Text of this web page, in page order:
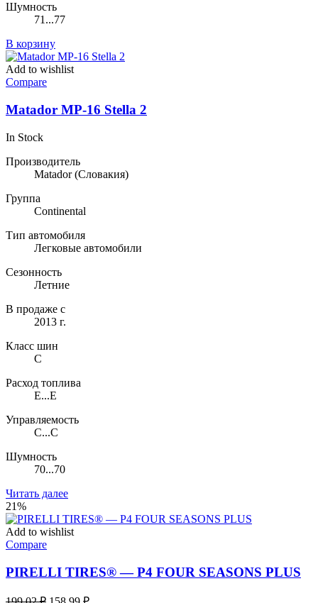
Шумность
71...77
В корзину
Add to wishlist
Compare
Matador MP-16 Stella 2
In Stock
Производитель
Matador(Словакия)
Группа
Continental
Тип автомобиля
Легковые автомобили
Сезонность
Летние
В продаже с
2013 г.
Класс шин
C
Расход топлива
E...E
Управляемость
C...C
Шумность
70...70
Читать далее
21%
Add to wishlist
Compare
PIRELLI TIRES® — P4 FOUR SEASONS PLUS
Первоначальная
Текущая